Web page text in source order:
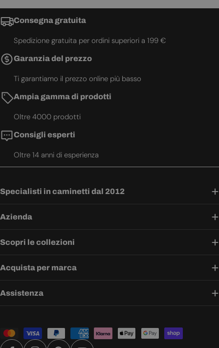
Consegna gratuita
Spedizione gratuita per ordini superiori a 199 €
Garanzia del prezzo
Ti garantiamo il prezzo online più basso
Ampia gamma di prodotti
Oltre 4000 prodotti
Consigli esperti
Oltre 14 anni di esperienza
Specialisti in caminetti dal 2012
Azienda
Scopri le collezioni
Acquista per marca
Assistenza
Metodi
di